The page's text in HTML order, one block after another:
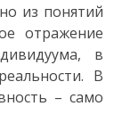
из понятий
отражение
в
В
– само